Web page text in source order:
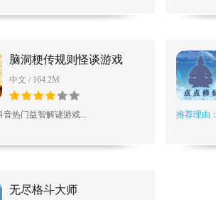
脑洞梗传规则怪谈游戏
中文 / 164.2M
音热门益智解谜游戏... 推荐理由：
无尽格斗大师